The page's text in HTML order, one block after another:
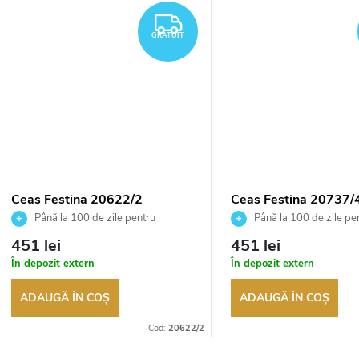
GRATUIT
GRATUIT
Ceas Festina 20622/2
Până la 100 de zile pentru
returnarea bunurilor. Vânzător
autorizat
451 lei
În depozit extern
ADAUGĂ ÎN COŞ
Cod: 20622/2
Ceas Festina 20737/
Până la 100 de zile
returnarea bunurilor.
autorizat
451 lei
În depozit extern
ADAUGĂ ÎN COŞ